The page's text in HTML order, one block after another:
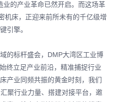
业的产业革命已然开启。而这场革
床，正迎来前所未有的千亿级增
引擎。
的标杆盛会，DMP大湾区工业博
终立足产业前沿，精准捕捉行业
产业同频共振的黄金时刻，我们
聚行业力量、搭建对接平台，邀